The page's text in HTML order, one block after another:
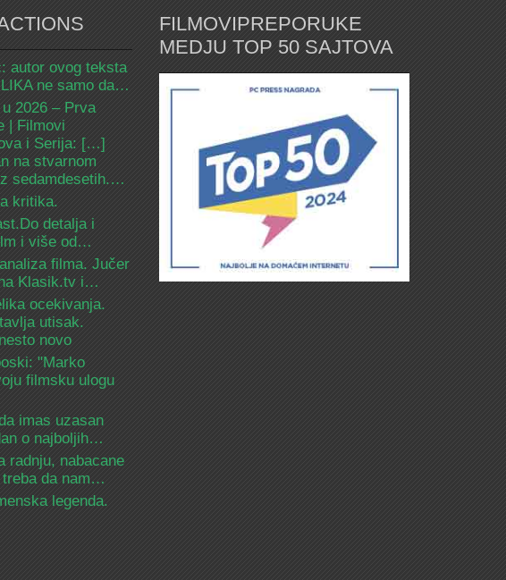
autor ovog teksta
ne samo da…
2026 – Prva
| Filmovi
i Serija: […]
na stvarnom
sedamdesetih.…
kritika.
detalja i
i više od…
filma. Jučer
Klasik.tv i…
ocekivanja.
utisak.
novo
"Marko
filmsku ulogu
imas uzasan
o najboljih…
radnju, nabacane
da nam…
legenda.
FILMOVIPREPORUKE
MEDJU TOP 50 SAJTOVA